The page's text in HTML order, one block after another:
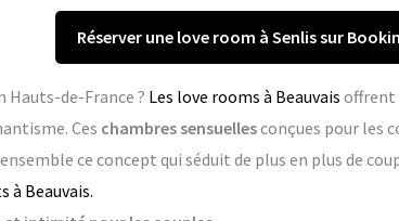
Réserver une love room à Senlis sur
Hauts-de-France ? Les love rooms à Beauvais offrent
Ces chambres sensuellesconçues pour les
ce concept qui séduit de plus en plus de
à Beauvais.